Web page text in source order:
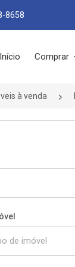
8658
Início Comprar
à venda